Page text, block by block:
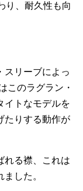
り、耐久性も向
スリーブによっ
このラグラン・
イトなモデルを
たりする動作が
れる襟、これは
した。